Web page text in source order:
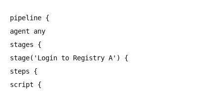
pipeline {
agent any
stages {
stage('Login to Registry A') {
steps {
script {